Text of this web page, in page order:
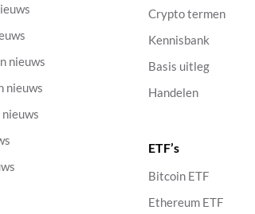
nieuws
nieuws
Crypto termen
Kennisbank
Basis uitleg
Handelen
ETF’s
Bitcoin ETF
Ethereum ETF